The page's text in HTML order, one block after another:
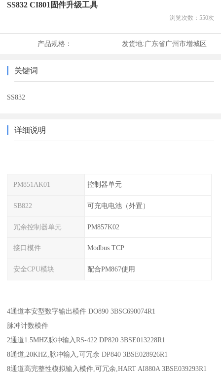
SS832 CI801固件升级工具
浏览次数： 550次
产品规格： 发货地:广东省广州市增城区
关键词
SS832
详细说明
PM851AK01 控制器单元
SB822 可充电电池（外置）
冗余控制器单元 PM857K02
接口模件 Modbus TCP
安全CPU模块 配合PM867使用
4通道本安型数字输出模件 DO890 3BSC690074R1
脉冲计数模件
2通道1.5MHZ脉冲输入RS-422 DP820 3BSE013228R1
8通道,20KHZ,脉冲输入,可冗余 DP840 3BSE028926R1
8通道高完整性模拟输入模件,可冗余,HART AI880A 3BSE039293R1